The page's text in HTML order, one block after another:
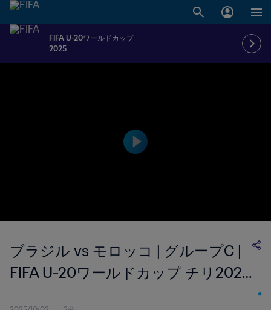
FIFA U-20ワールドカップ
2025
ブラジル vs モロッコ | グループC |
FIFA U-20ワールドカップ チリ2025
| ハイライト